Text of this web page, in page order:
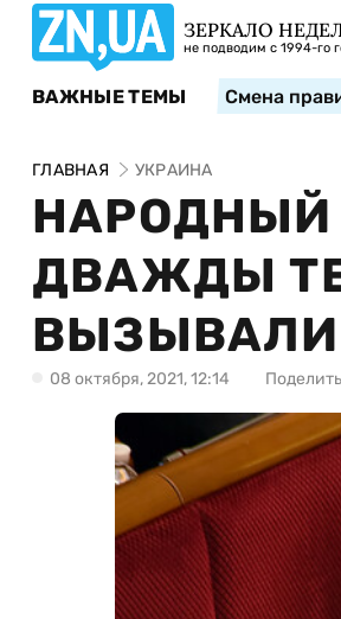
ЗЕРКАЛО
не подводим с 1994-го
ВАЖНЫЕ ТЕМЫ Смена
ГЛАВНАЯ УКРАИНА
НАРОДНЫЙ
ДВАЖДЫ
08 октября, 2021, 12:14